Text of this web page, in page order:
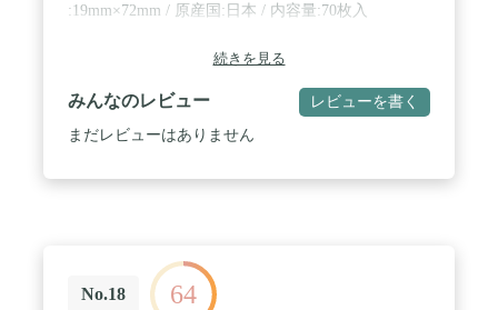
:19mm×72mm / 原産国:日本 / 内容量:70枚入
続きを見る
みんなのレビュー レビューを書く
まだレビューはありません
No.18 64